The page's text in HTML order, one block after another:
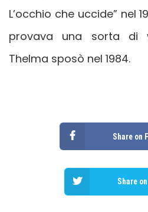
L’occhio che uccide” nel
provava una sorta di
Thelma sposò nel 1984.
Share on
Share